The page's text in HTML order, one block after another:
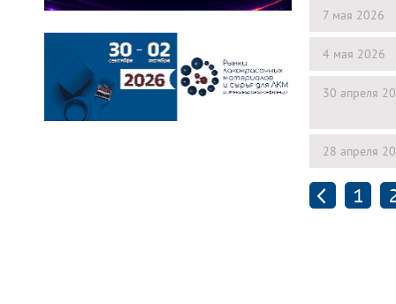
7 мая 2026
4 мая 2026
30 апреля
28 апреля
1